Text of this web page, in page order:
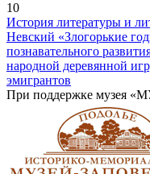
10
История литературы и
Невский «Злогорькие
познавательного
народной деревянной
эмигрантов
При поддержке музея